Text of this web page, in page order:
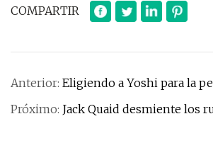
COMPARTIR
Anterior: Eligiendo a Yoshi para la
Próximo: Jack Quaid desmiente los